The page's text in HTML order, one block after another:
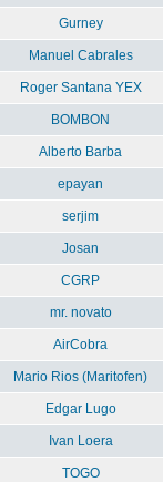
Gurney
Manuel Cabrales
Roger Santana YEX
BOMBON
Alberto Barba
epayan
serjim
Josan
CGRP
mr. novato
AirCobra
Mario Rios (Maritofen)
Edgar Lugo
Ivan Loera
TOGO